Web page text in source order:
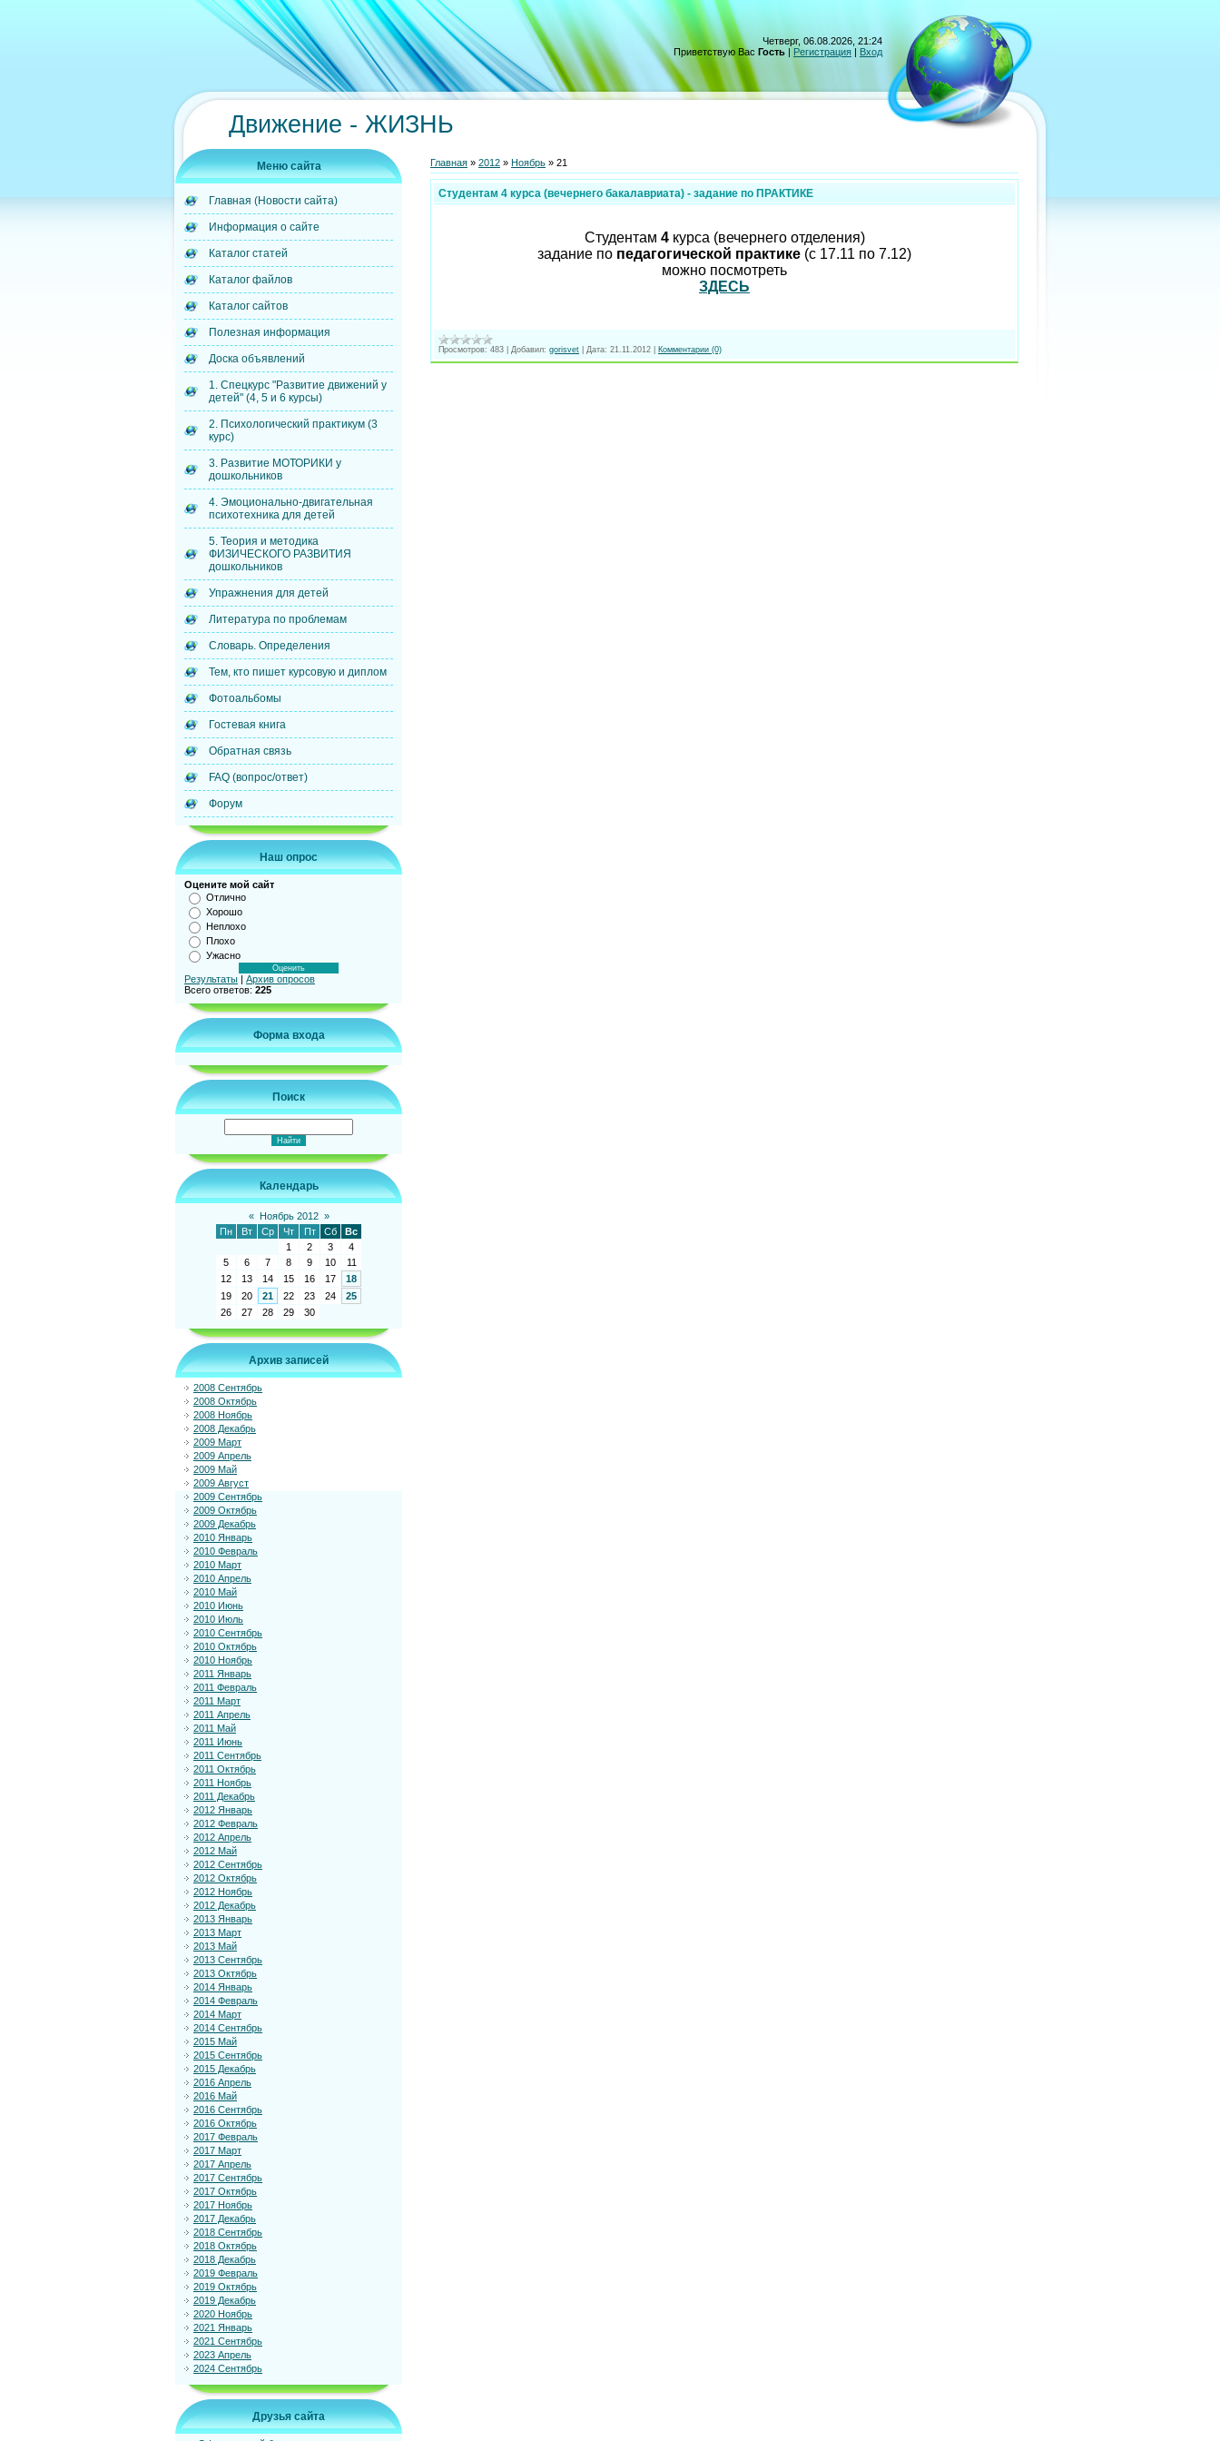
Четверг, 06.08.2026, 21:24
Приветствую Вас Гость | Регистрация | Вход
Движение - ЖИЗНЬ
Меню сайта
Главная (Новости сайта)
Информация о сайте
Каталог статей
Каталог файлов
Каталог сайтов
Полезная информация
Доска объявлений
1. Спецкурс "Развитие движений у
детей" (4, 5 и 6 курсы)
2. Психологический практикум (3
курс)
3. Развитие МОТОРИКИ у
дошкольников
4. Эмоционально-двигательная
психотехника для детей
5. Теория и методика
ФИЗИЧЕСКОГО РАЗВИТИЯ
дошкольников
Упражнения для детей
Литература по проблемам
Словарь. Определения
Тем, кто пишет курсовую и диплом
Фотоальбомы
Гостевая книга
Обратная связь
FAQ (вопрос/ответ)
Форум
Наш опрос
Оцените мой сайт
Отлично
Хорошо
Неплохо
Плохо
Ужасно
Результаты | Архив опросов
Всего ответов: 225
Форма входа
Поиск
Календарь
« Ноябрь 2012 »
Пн
Вт Ср Чт Пт Сб
Вс
1
2 3
4
5
6 7 8 9 10
11
12
13 14 15 16 17
18
19
20 21 22 23 24
25
26
27 28 29 30
Архив записей
2008 Сентябрь
2008 Октябрь
2008 Ноябрь
2008 Декабрь
2009 Март
2009 Апрель
2009 Май
2009 Август
2009 Сентябрь
2009 Октябрь
2009 Декабрь
2010 Январь
2010 Февраль
2010 Март
2010 Апрель
2010 Май
2010 Июнь
2010 Июль
2010 Сентябрь
2010 Октябрь
2010 Ноябрь
2011 Январь
2011 Февраль
2011 Март
2011 Апрель
2011 Май
2011 Июнь
2011 Сентябрь
2011 Октябрь
2011 Ноябрь
2011 Декабрь
2012 Январь
2012 Февраль
2012 Апрель
2012 Май
2012 Сентябрь
2012 Октябрь
2012 Ноябрь
2012 Декабрь
2013 Январь
2013 Март
2013 Май
2013 Сентябрь
2013 Октябрь
2014 Январь
2014 Февраль
2014 Март
2014 Сентябрь
2015 Май
2015 Сентябрь
2015 Декабрь
2016 Апрель
2016 Май
2016 Сентябрь
2016 Октябрь
2017 Февраль
2017 Март
2017 Апрель
2017 Сентябрь
2017 Октябрь
2017 Ноябрь
2017 Декабрь
2018 Сентябрь
2018 Октябрь
2018 Декабрь
2019 Февраль
2019 Октябрь
2019 Декабрь
2020 Ноябрь
2021 Январь
2021 Сентябрь
2023 Апрель
2024 Сентябрь
Друзья сайта
Главная » 2012 » Ноябрь » 21
Студентам 4 курса (вечернего бакалавриата) - задание по ПРАКТИКЕ
Студентам 4курса (вечернего отделения)
задание по педагогической практике (с 17.11 по 7.12)
можно посмотреть
ЗДЕСЬ
Просмотров: 483 Добавил: gorisvet Дата: 21.11.2012 Комментарии (0)